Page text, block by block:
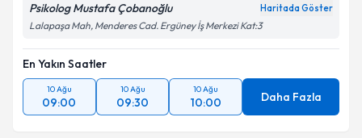
Psikolog Mustafa Çobanoğlu Haritada Göster
Lalapaşa Mah, Menderes Cad. Ergüney İş Merkezi Kat:3
En Yakın Saatler
10 Ağu
09:00
10 Ağu
09:30
10 Ağu
10:00 Daha Fazla